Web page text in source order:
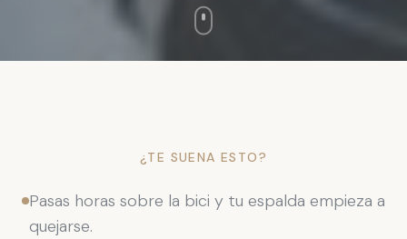
¿TE SUENA ESTO?
Pasas horas sobre la bici y tu espalda empieza a
quejarse.